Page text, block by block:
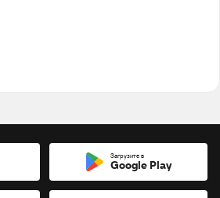
Загрузите в
Google Play